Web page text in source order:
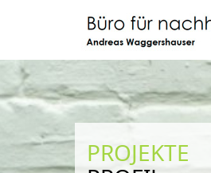
PROJEKTE